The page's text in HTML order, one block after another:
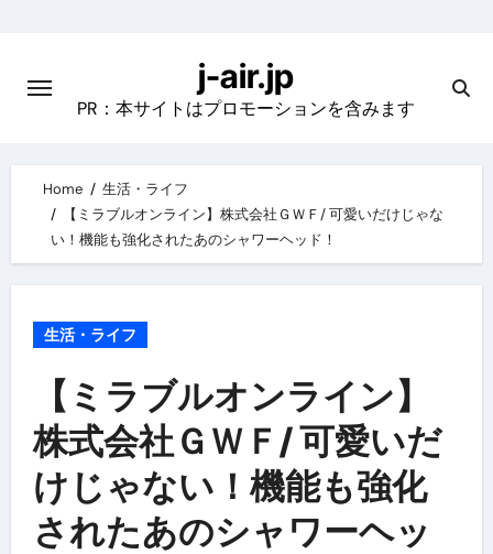
content
j-air.jp
PR：本サイトはプロモーションを含みます
Home
生活・ライフ
【ミラブルオンライン】株式会社ＧＷＦ/ 可愛いだけじゃな
い！機能も強化されたあのシャワーヘッド！
生活・ライフ
【ミラブルオンライン】
株式会社ＧＷＦ/ 可愛いだ
けじゃない！機能も強化
されたあのシャワーヘッ